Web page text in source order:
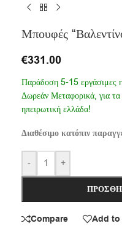
Μπουφές
€331.00
Παράδοση 5-15 εργάσιμες
Δωρεάν Μεταφορικά, για
ηπειρωτική ελλάδα!
Διαθέσιμο κατόπιν
- +
Compare Add